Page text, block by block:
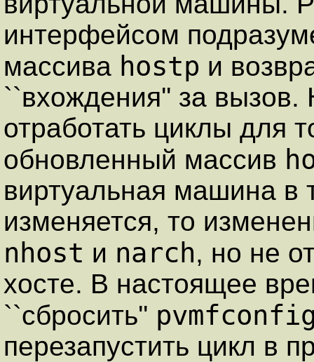
интерфейсом
массива hostp и
``вхождения'' за
отработать циклы для
обновленный массив
виртуальная машина в
изменяется, то
nhost и narch, но не
хосте. В настоящее
``сбросить''
перезапустить цикл в